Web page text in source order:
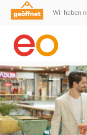
Wir haben